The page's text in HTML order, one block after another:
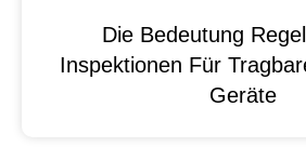
Die Bedeutung
Inspektionen Für
Geräte